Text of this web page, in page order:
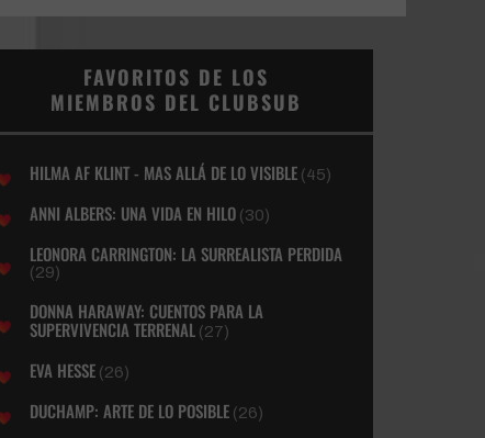
FAVORITOS DE LOS
MIEMBROS DEL CLUBSUB
HILMA AF KLINT - MAS ALLÁ DE LO VISIBLE (45)
ANNI ALBERS: UNA VIDA EN HILO (30)
LEONORA CARRINGTON: LA SURREALISTA PERDIDA
(29)
DONNA HARAWAY: CUENTOS PARA LA
SUPERVIVENCIA TERRENAL (27)
EVA HESSE (26)
DUCHAMP: ARTE DE LO POSIBLE (26)